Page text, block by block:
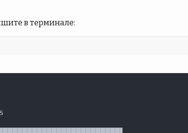
в терминале: